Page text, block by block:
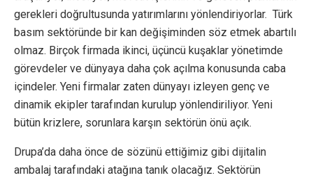
gerekleri doğrultusunda yatırımlarını yönlendiriyorlar. Türk
basım sektöründe bir kan değişiminden söz etmek abartılı
olmaz. Birçok firmada ikinci, üçüncü kuşaklar yönetimde
görevdeler ve dünyaya daha çok açılma konusunda caba
içindeler. Yeni firmalar zaten dünyayı izleyen genç ve
dinamik ekipler tarafından kurulup yönlendiriliyor. Yeni
bütün krizlere, sorunlara karşın sektörün önü açık.
Drupa’da daha önce de sözünü ettiğimiz gibi dijitalin
ambalaj tarafındaki atağına tanık olacağız. Sektörün